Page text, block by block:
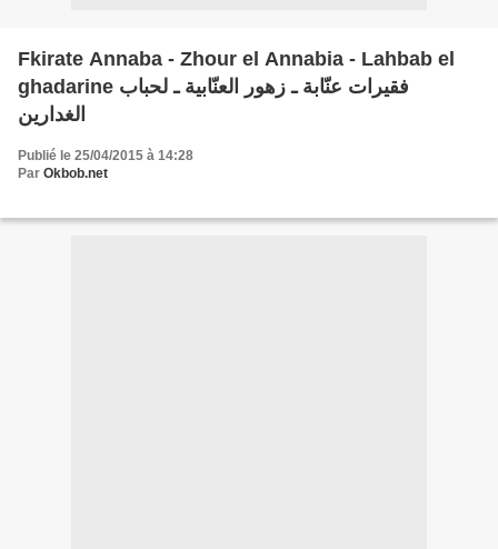
Fkirate Annaba - Zhour el Annabia - Lahbab el
ghadarine فقيرات عنّابة ـ زهور العنّابية ـ لحباب
الغدارين
Publié le 25/04/2015 à 14:28
Par Okbob.net